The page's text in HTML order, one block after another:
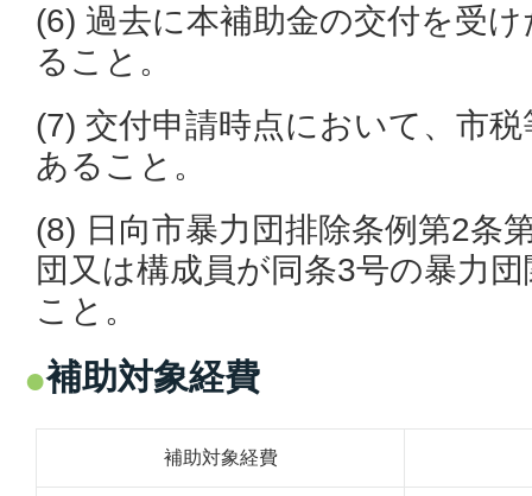
(6) 過去に本補助金の交付を受
ること。
(7) 交付申請時点において、市
あること。
(8) 日向市暴力団排除条例第2条
団又は構成員が同条3号の暴力
こと。
補助対象経費
補助対象経費